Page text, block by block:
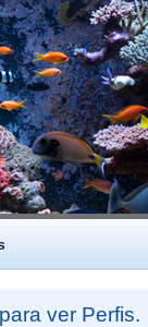
ver Perfis.